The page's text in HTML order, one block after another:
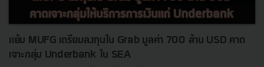
แย้ม MUFG เตรียมลงทุนใน Grab มูลค่า 700 ล้าน USD คาด
เจาะกลุ่ม Underbank ใน SEA